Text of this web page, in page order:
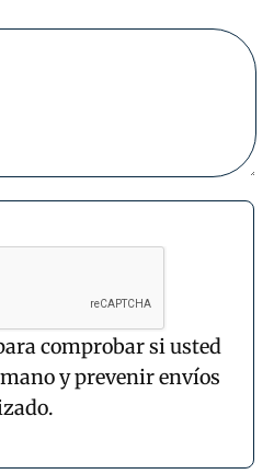
comprobar si usted
y prevenir envíos